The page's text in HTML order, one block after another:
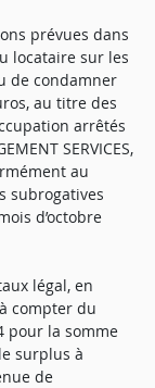
prévues dans
locataire sur les
de condamner
au titre des
arrêtés
SERVICES,
au
subrogatives
d’octobre
légal, en
compter du
pour la somme
surplus à
de